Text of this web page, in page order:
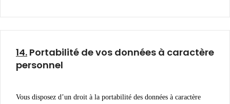
14. Portabilité de vos données à caractère
personnel
Vous disposez d’un droit à la portabilité des données à caractère